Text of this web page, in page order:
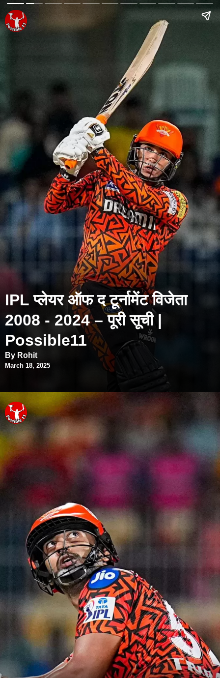
IPL प्लेयर ऑफ द टूर्नामेंट विजेता
2008 - 2024 – पूरी सूची |
Possible11
By Rohit
March 18, 2025